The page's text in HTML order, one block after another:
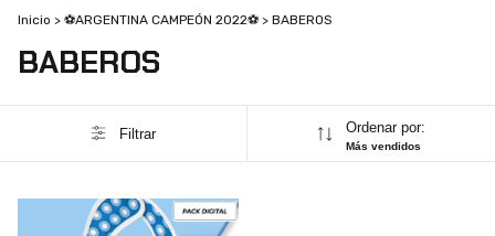
Inicio > ⚽ARGENTINA CAMPEÓN 2022⚽ > BABEROS
BABEROS
Filtrar Ordenar por:
Más vendidos